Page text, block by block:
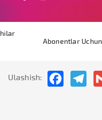
Abonentlar Uchun
Ulashish: Facebook